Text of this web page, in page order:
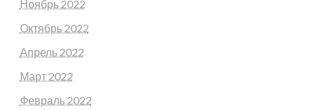
Ноябрь 2022
Октябрь 2022
Апрель 2022
Март 2022
Февраль 2022